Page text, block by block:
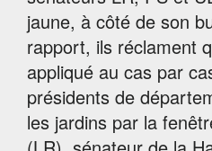
jaune, à côté de son
rapport, ils réclament
appliqué au cas par
présidents de
les jardins par la